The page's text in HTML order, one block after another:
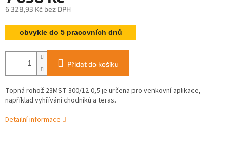
6 328,93 Kč bez DPH
Měrná
cena:obvykle do 5 pracovních dnů
Přidat do košíku
Topná rohož 23MST 300/12-0,5 je určena pro venkovní aplikace,
například vyhřívání chodníků a teras.
Detailní informace